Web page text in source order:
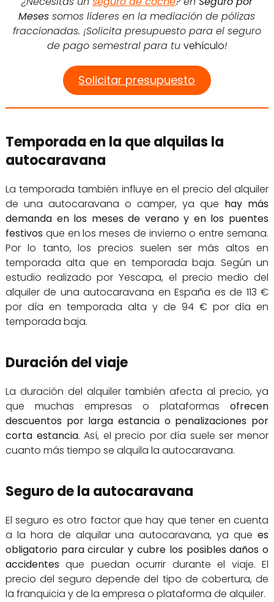
Meses somos líderes en la mediación de pólizas
fraccionadas. ¡Solicita presupuesto para el seguro
de pago semestral para tu vehículo!
Solicitar presupuesto
Temporada en la que alquilas la
autocaravana
La temporada también influye en el precio del alquiler
de una autocaravana o camper, ya que hay más
demanda en los meses de verano y en los puentes
festivosque en los meses de invierno o entre semana.
Por lo tanto, los precios suelen ser más altos en
temporada alta que en temporada baja. Según un
estudio realizado por Yescapa, el precio medio del
alquiler de una autocaravana en España es de 113 €
por día en temporada alta y de 94 € por día en
temporada baja.
Duración del viaje
La duración del alquiler también afecta al precio, ya
que muchas empresas o plataformasofrecen
descuentos por larga estancia o penalizaciones por
corta estancia. Así, el precio por día suele ser menor
cuanto más tiempo se alquila la autocaravana.
Seguro de la autocaravana
El seguro es otro factor que hay que tener en cuenta
a la hora de alquilar una autocaravana, ya quees
obligatorio para circular y cubre los posibles daños o
accidentesque puedan ocurrir durante el viaje. El
precio del seguro depende del tipo de cobertura, de
la franquicia y de la empresa o plataforma de alquiler.